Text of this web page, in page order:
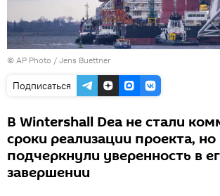
© AP Photo / Jens Buettner
Подписаться
В Wintershall Dea не стали
сроки реализации проекта, но
подчеркнули уверенность в
завершении